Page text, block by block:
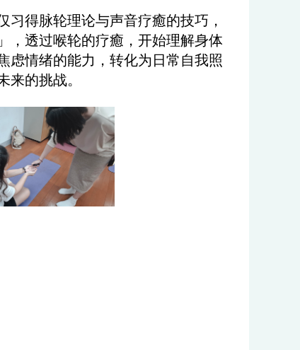
习得脉轮理论与声音疗癒的技巧，
，透过喉轮的疗癒，开始理解身体
虑情绪的能力，转化为日常自我照
的挑战。